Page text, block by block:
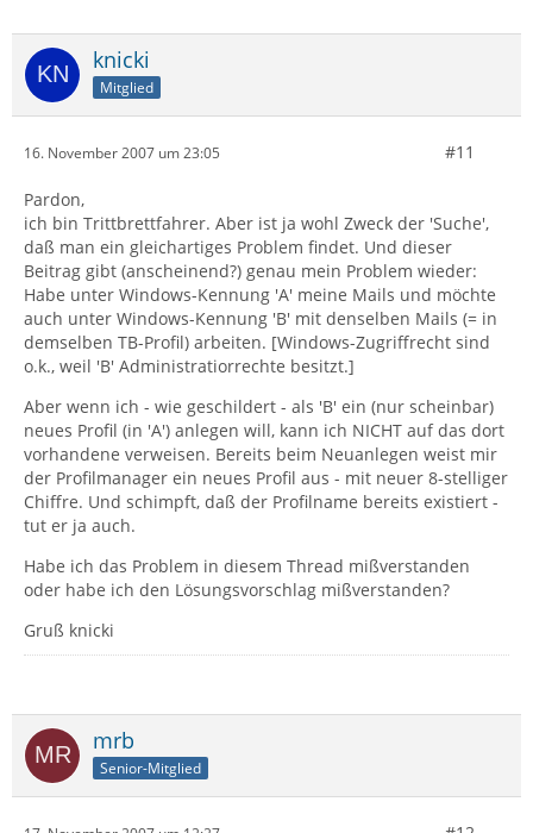
knicki
Mitglied
16. November 2007 um 23:05 #11
Pardon,
ich bin Trittbrettfahrer. Aber ist ja wohl Zweck der 'Suche',
daß man ein gleichartiges Problem findet. Und dieser
Beitrag gibt (anscheinend?) genau mein Problem wieder:
Habe unter Windows-Kennung 'A' meine Mails und möchte
auch unter Windows-Kennung 'B' mit denselben Mails (= in
demselben TB-Profil) arbeiten. [Windows-Zugriffrecht sind
o.k., weil 'B' Administratiorrechte besitzt.]
Aber wenn ich - wie geschildert - als 'B' ein (nur scheinbar)
neues Profil (in 'A') anlegen will, kann ich NICHT auf das dort
vorhandene verweisen. Bereits beim Neuanlegen weist mir
der Profilmanager ein neues Profil aus - mit neuer 8-stelliger
Chiffre. Und schimpft, daß der Profilname bereits existiert -
tut er ja auch.
Habe ich das Problem in diesem Thread mißverstanden
oder habe ich den Lösungsvorschlag mißverstanden?
Gruß knicki
mrb
Senior-Mitglied